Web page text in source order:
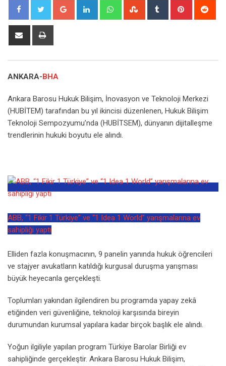
Google+ LinkedIn WhatsappStumbleUpon
Tumblr Pinterest
Share
ANKARA-BHA
Ankara Barosu Hukuk Bilişim, İnovasyon ve Teknoloji Merkezi
(HUBİTEM) tarafından bu yıl ikincisi düzenlenen, Hukuk Bilişim
Teknoloji Sempozyumu’nda (HUBİTSEM), dünyanın dijitalleşme
trendlerinin hukuki boyutu ele alındı.
ABB, “1 Fikir 1 Türkiye” ve “1 Idea 1 World” yarışmalarına ev
sahipliği yaptı
Elliden fazla konuşmacının, 9 panelin yanında hukuk öğrencileri
ve stajyer avukatların katıldığı kurgusal duruşma yarışması
büyük heyecanla gerçekleşti.
Toplumları yakından ilgilendiren bu programda yapay zekâ
etiğinden veri güvenliğine, teknoloji karşısında bireyin
durumundan kurumsal yapılara kadar birçok başlık ele alındı.
Yoğun ilgiliyle yapılan program Türkiye Barolar Birliği ev
sahipliğinde gerçekleştir. Ankara Barosu Hukuk Bilişim,